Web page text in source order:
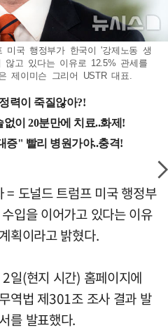
미국 행정부가 한국이 '강제노동 생
고 있다는 이유로 12.5% 관세를
제이미슨 그리어 USTR 대표.
= 도널드 트럼프 미국 행정부
입을 이어가고 있다는 이유
획이라고 밝혔다.
일(현지 시간) 홈페이지에
역법 제301조 조사 결과 발
를 발표했다.